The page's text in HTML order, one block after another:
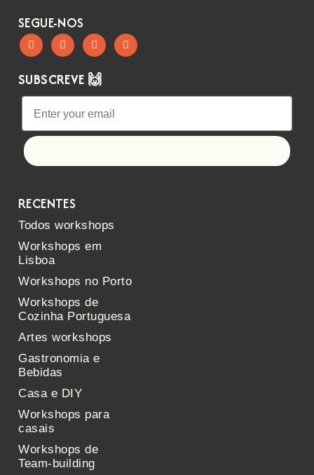
SEGUE-NOS
SUBSCREVE 🙌
RECENTES
Todos workshops
Workshops em
Lisboa
Workshops no Porto
Workshops de
Cozinha Portuguesa
Artes workshops
Gastronomia e
Bebidas
Casa e DIY
Workshops para
casais
Workshops de
Team-building